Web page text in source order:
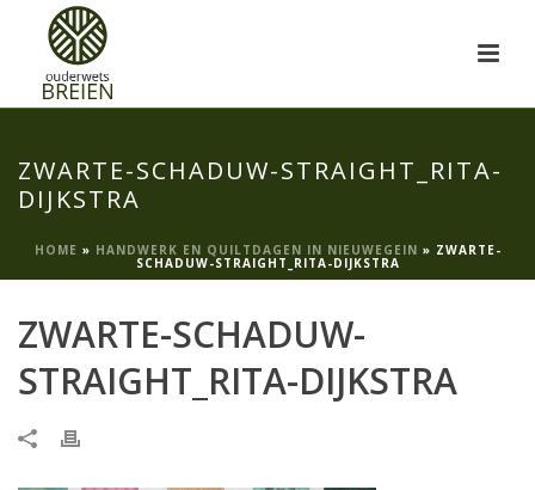
ZWARTE-SCHADUW-STRAIGHT_RITA-
DIJKSTRA
HOME » HANDWERK EN QUILTDAGEN IN NIEUWEGEIN » ZWARTE-
SCHADUW-STRAIGHT_RITA-DIJKSTRA
ZWARTE-SCHADUW-
STRAIGHT_RITA-DIJKSTRA